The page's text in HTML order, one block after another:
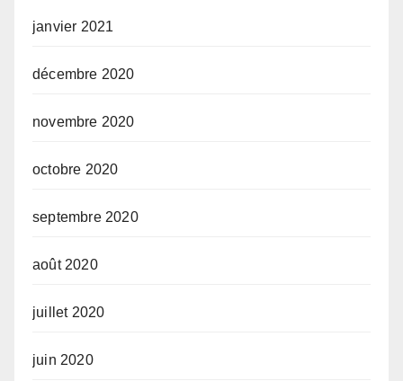
janvier 2021
décembre 2020
novembre 2020
octobre 2020
septembre 2020
août 2020
juillet 2020
juin 2020